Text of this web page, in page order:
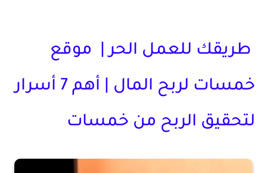
طريقك للعمل الحر | موقع
خمسات لربح المال | أهم 7 أسرار
لتحقيق الربح من خمسات